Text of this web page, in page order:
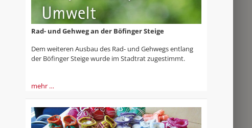
Rad- und Gehweg an der Böfinger Steige
Dem weiteren Ausbau des Rad- und Gehwegs entlang
der Böfinger Steige wurde im Stadtrat zugestimmt.
mehr …